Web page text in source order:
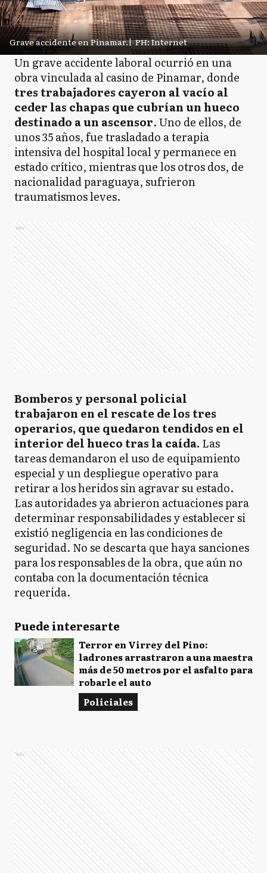
Grave accidente en Pinamar.| PH: Internet
Un grave accidente laboral ocurrió en una
obra vinculada al casino de Pinamar, donde
tres trabajadores cayeron al vacío al
ceder las chapas que cubrían un hueco
destinado a un ascensor. Uno de ellos, de
unos 35 años, fue trasladado a terapia
intensiva del hospital local y permanece en
estado crítico, mientras que los otros dos, de
nacionalidad paraguaya, sufrieron
traumatismos leves.
Ads
Bomberos y personal policial
trabajaron en el rescate de los tres
operarios, que quedaron tendidos en el
interior del hueco tras la caída. Las
tareas demandaron el uso de equipamiento
especial y un despliegue operativo para
retirar a los heridos sin agravar su estado.
Las autoridades ya abrieron actuaciones para
determinar responsabilidades y establecer si
existió negligencia en las condiciones de
seguridad. No se descarta que haya sanciones
para los responsables de la obra, que aún no
contaba con la documentación técnica
requerida.
Puede interesarte
Terror en Virrey del Pino:
ladrones arrastraron a una maestra
más de 50 metros por el asfalto para
robarle el auto
Policiales
Ads